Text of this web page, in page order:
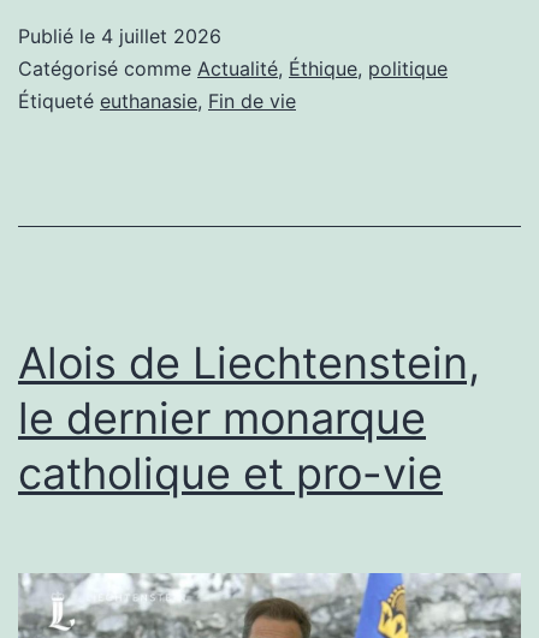
FIN
DE
SONT
Publié le 4 juillet 2026
Catégorisé comme Actualité, Éthique, politique
Étiqueté euthanasie, Fin de vie
Alois de Liechtenstein,
le dernier monarque
catholique et pro-vie